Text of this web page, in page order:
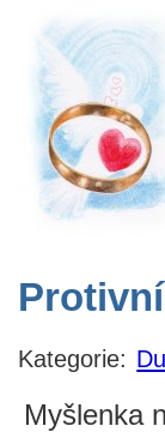
Kategorie:
Myšlenka